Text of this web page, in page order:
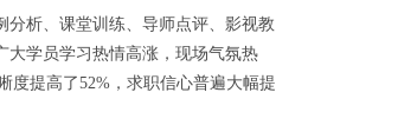
析、课堂训练、导师点评、影视教
大学员学习热情高涨，现场气氛热
度提高了52%，求职信心普遍大幅提